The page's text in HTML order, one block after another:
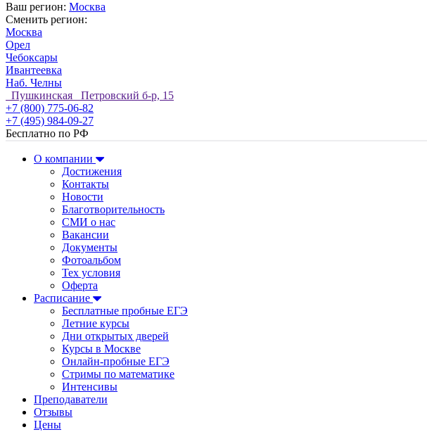
Ваш регион: Москва
Сменить регион:
Москва
Орел
Чебоксары
Ивантеевка
Наб. Челны
Пушкинская Петровский б-р, 15
+7 (800) 775-06-82
+7 (495) 984-09-27
Бесплатно по РФ
О компании
Достижения
Контакты
Новости
Благотворительность
СМИ о нас
Вакансии
Документы
Фотоальбом
Тех условия
Оферта
Расписание
Бесплатные пробные ЕГЭ
Летние курсы
Дни открытых дверей
Курсы в Москве
Онлайн-пробные ЕГЭ
Стримы по математике
Интенсивы
Преподаватели
Отзывы
Цены